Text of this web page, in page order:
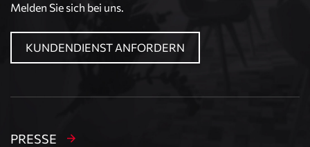
Melden Sie sich bei uns.
KUNDENDIENST ANFORDERN
PRESSE